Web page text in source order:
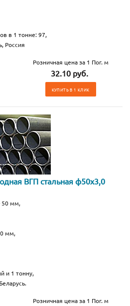
в 1 тонне: 97,
Россия
Розничная цена за 1 Пог. м
32.10 руб.
КУПИТЬ В 1 КЛИК
ВГП стальная ф50х3,0
50 мм,
мм,
и 1 тонну,
Розничная цена за 1 Пог. м